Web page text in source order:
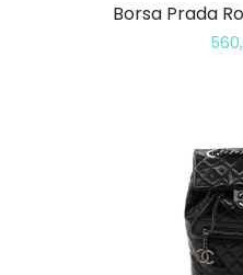
Borsa Prada